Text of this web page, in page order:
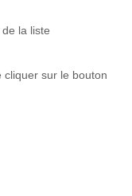
la liste
cliquer sur le bouton